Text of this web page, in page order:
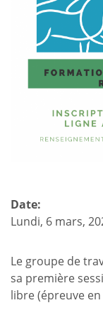
Date:
Lundi, 6 mars,
Le groupe de
sa première
libre (épreuve